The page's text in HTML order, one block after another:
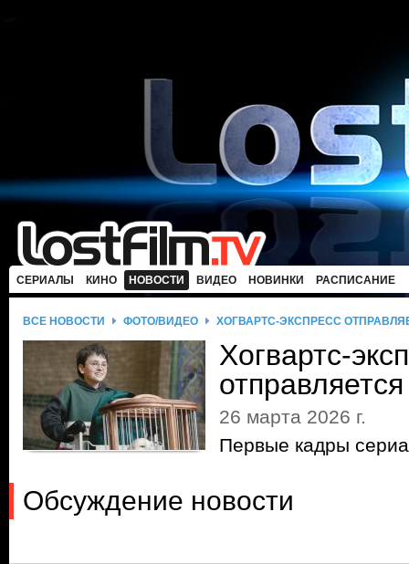
СЕРИАЛЫ КИНО НОВОСТИ ВИДЕО НОВИНКИ РАСПИСАНИЕ
ВСЕ НОВОСТИ ФОТО/ВИДЕО ХОГВАРТС-ЭКСПРЕСС
Хогвартс-
отправляется
26 марта 2026 г.
Первые кадры
Обсуждение новости